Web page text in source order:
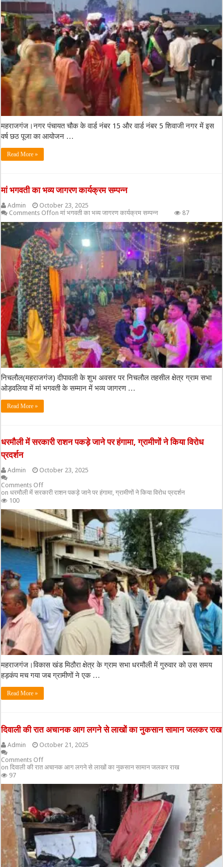
महराजगंज।नगर पंचायत चौक के वार्ड नंबर 15 और वार्ड नंबर 5 शिवाजी नगर में इस
वर्ष छठ पूजा का आयोजन …
Read More »
मां भगवती का भव्य जागरण कार्यक्रम सम्पन्न
Admin
October 23, 2025
Comments Offon मां भगवती का भव्य जागरण कार्यक्रम सम्पन्न 87
निचलौल(महराजगंज) दीपावली के शुभ अवसर पर निचलौल तहसील क्षेत्र ग्राम सभा
ओड़वलिया में मां भगवती के सम्मान में भव्य जागरण …
Read More »
धरमौली में सरकारी राशन पकड़े जाने पर हंगामा, ग्रामीणों ने किया विरोध
प्रदर्शन
Admin
October 23, 2025
Comments Off
on धरमौली में सरकारी राशन पकड़े जाने पर हंगामा, ग्रामीणों ने किया विरोध प्रदर्शन
100
महराजगंज।विकास खंड मिठौरा क्षेत्र के ग्राम सभा धरमौली में गुरुवार को उस समय
हड़कंप मच गया जब ग्रामीणों ने एक …
Read More »
दिवाली की रात अचानक आग लगने से लाखों का नुकसान सामान जलकर राख
Admin
October 21, 2025
Comments Off
on दिवाली की रात अचानक आग लगने से लाखों का नुकसान सामान जलकर राख
97